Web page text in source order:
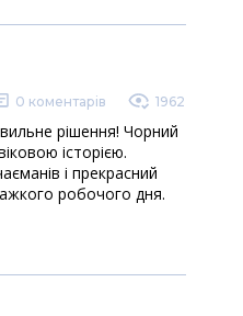
0 коментарів 1962
рішення! Чорний
історією.
і прекрасний
робочого дня.